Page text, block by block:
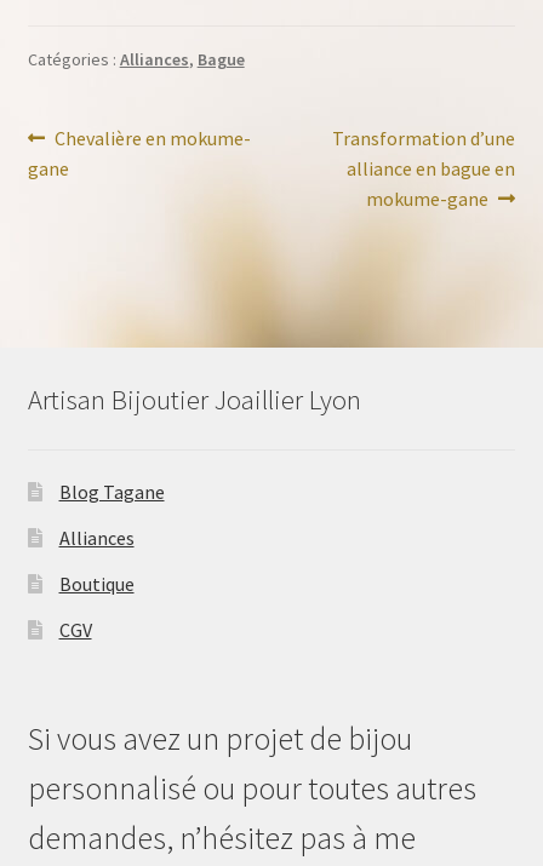
Catégories : Alliances, Bague
Navigation
de
Article
précédent :
Chevalière en mokume-
gane
Article
suivant :
Transformation d’une
alliance en bague en
mokume-gane
Artisan Bijoutier Joaillier Lyon
Blog Tagane
Alliances
Boutique
CGV
Si vous avez un projet de bijou
personnalisé ou pour toutes autres
demandes, n’hésitez pas à me